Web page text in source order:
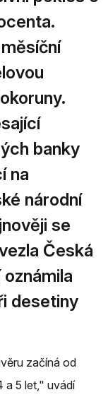
banky
na
národní
se
Česká
desetiny
začíná od
a 5 let," uvádí